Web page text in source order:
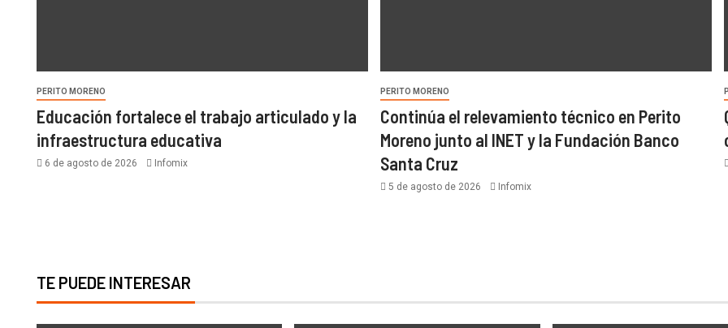
PERITO MORENO
Educación fortalece el trabajo articulado y la
infraestructura educativa
6 de agosto de 2026 Infomix
PERITO MORENO
Continúa el relevamiento técnico en Perito
Moreno junto al INET y la Fundación Banco
Santa Cruz
5 de agosto de 2026 Infomix
TE PUEDE INTERESAR